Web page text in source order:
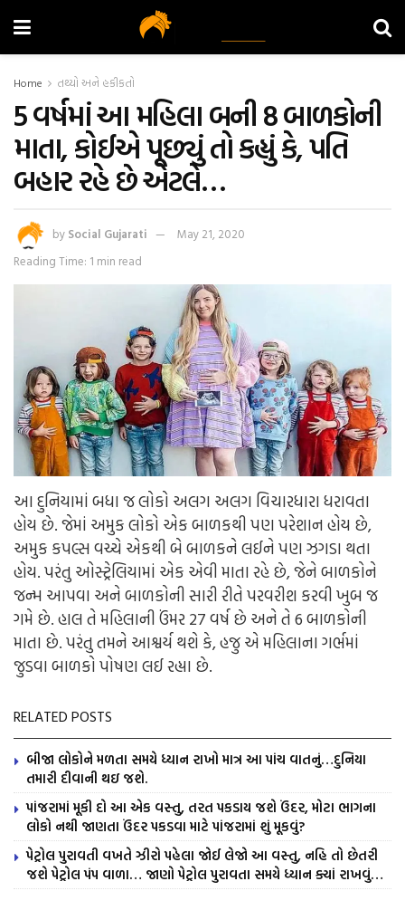
Home તથ્યો અને હકીકતો
5 વર્ષમાં આ મહિલા બની 8 બાળકોની
માતા, કોઈએ પૂછ્યું તો કહ્યું કે, પતિ
બહાર રહે છે એટલે…
by Social Gujarati
May 21, 2020
Reading Time: 1 min read
આ દુનિયામાં બધા જ લોકો અલગ અલગ વિચારધારા ધરાવતા
હોય છે. જેમાં અમુક લોકો એક બાળકથી પણ પરેશાન હોય છે,
અમુક કપલ્સ વચ્ચે એકથી બે બાળકને લઈને પણ ઝગડા થતા
હોય. પરંતુ ઓસ્ટ્રેલિયામાં એક એવી માતા રહે છે, જેને બાળકોને
જન્મ આપવા અને બાળકોની સારી રીતે પરવરીશ કરવી ખુબ જ
ગમે છે. હાલ તે મહિલાની ઉંમર 27 વર્ષ છે અને તે 6 બાળકોની
માતા છે. પરંતુ તમને આશ્વર્ય થશે કે, હજુ એ મહિલાના ગર્ભમાં
જુડવા બાળકો પોષણ લઈ રહ્યા છે.
RELATED POSTS
બીજા લોકોને મળતા સમયે ધ્યાન રાખો માત્ર આ પાંચ વાતનું…દુનિયા
તમારી દીવાની થઇ જશે.
પાંજરામાં મૂકી દો આ એક વસ્તુ, તરત પકડાય જશે ઉંદર, મોટા ભાગના
લોકો નથી જાણતા ઉંદર પકડવા માટે પાંજરામાં શું મૂકવું?
પેટ્રોલ પુરાવતી વખતે ઝીરો પહેલા જોઈ લેજો આ વસ્તુ, નહિ તો છેતરી
જશે પેટ્રોલ પંપ વાળા… જાણો પેટ્રોલ પુરાવતા સમયે ધ્યાન ક્યાં રાખવું…